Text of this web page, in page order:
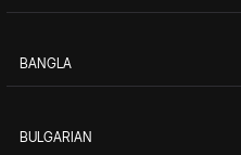
BANGLA
BULGARIAN